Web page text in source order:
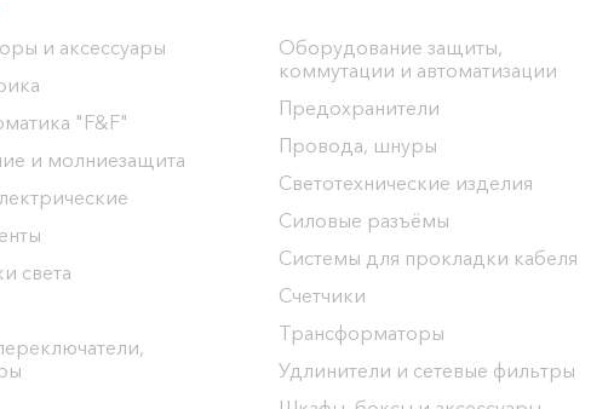
и аксессуары
"F&F"
и молниезащита
света
Оборудование защиты,
коммутации и автоматизации
Предохранители
Провода, шнуры
Светотехнические изделия
Силовые разъёмы
Системы для прокладки кабеля
Счетчики
Трансформаторы
Удлинители и сетевые фильтры